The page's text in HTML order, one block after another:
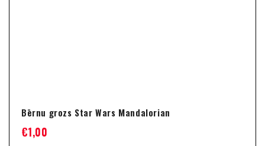
Bērnu grozs Star Wars Mandalorian
€1,00